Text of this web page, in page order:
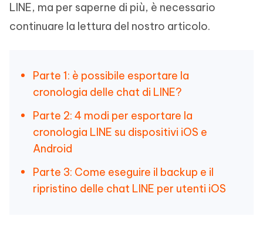
LINE, ma per saperne di più, è necessario
continuare la lettura del nostro articolo.
Parte 1: è possibile esportare la
cronologia delle chat di LINE?
Parte 2: 4 modi per esportare la
cronologia LINE su dispositivi iOS e
Android
Parte 3: Come eseguire il backup e il
ripristino delle chat LINE per utenti iOS